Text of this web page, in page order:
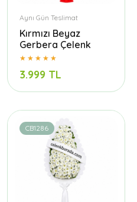
Aynı Gün Teslimat
Kırmızı Beyaz
Gerbera Çelenk
3.999 TL
CB1286